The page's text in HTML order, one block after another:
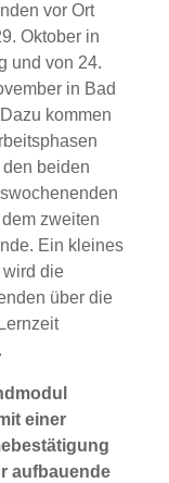
vor Ort
Oktober in
und von 24.
in Bad
kommen
beiden
zweiten
Ein kleines
wird die
über die
einer
aufbauende